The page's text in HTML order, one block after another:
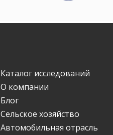
Каталог исследований
О компании
Блог
Сельское хозяйство
Автомобильная отрасль